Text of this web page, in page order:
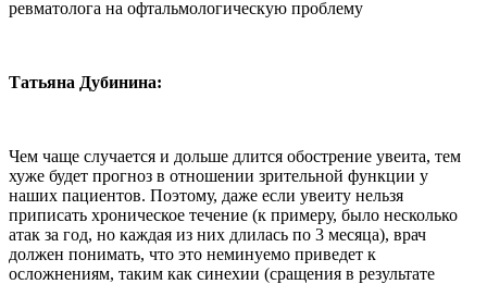
Татьяна Дубинина:
Чем чаще случается и дольше длится обострение увеита, тем
хуже будет прогноз в отношении зрительной функции у
наших пациентов. Поэтому, даже если увеиту нельзя
приписать хроническое течение (к примеру, было несколько
атак за год, но каждая из них длилась по 3 месяца), врач
должен понимать, что это неминуемо приведет к
осложнениям, таким как синехии (сращения в результате